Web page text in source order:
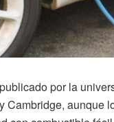
por la
Cambridge, aunque